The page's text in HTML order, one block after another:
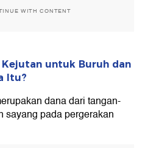
WITH CONTENT
untuk Buruh dan
Itu?
dana dari tangan-
sayang pada pergerakan